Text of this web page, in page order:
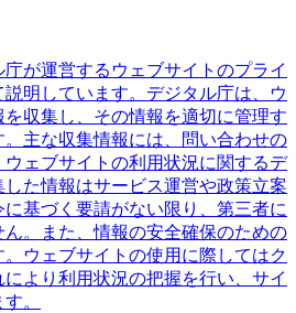
が運営するウェブサイトのプライ
明しています。デジタル庁は、ウ
収集し、その情報を適切に管理す
主な収集情報には、問い合わせの
ェブサイトの利用状況に関するデ
た情報はサービス運営や政策立案
基づく要請がない限り、第三者に
。また、情報の安全確保のための
ウェブサイトの使用に際してはク
より利用状況の把握を行い、サイ
。